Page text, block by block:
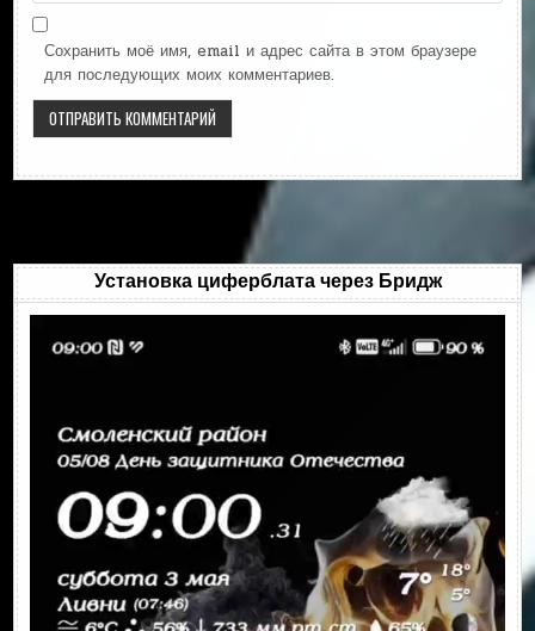
Сохранить моё имя, email и адрес сайта в этом браузере
для последующих моих комментариев.
Установка циферблата через Бридж